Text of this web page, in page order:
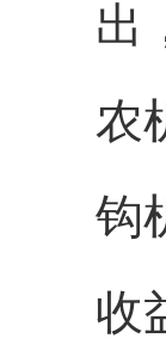
出
农
钩
收